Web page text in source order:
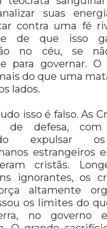
suas
contra uma fé
de que isso
no céu, se
para governar.
do que uma
lados.
isso é falso. As
de defesa,
expulsar
estrangeiros
cristãs.
ignorantes, os
altamente
os limites do
no governo